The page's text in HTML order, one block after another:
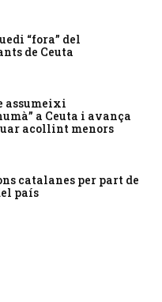
“fora” del
de Ceuta
assumeixi
a Ceuta i avança
acollint menors
catalanes per part de
país